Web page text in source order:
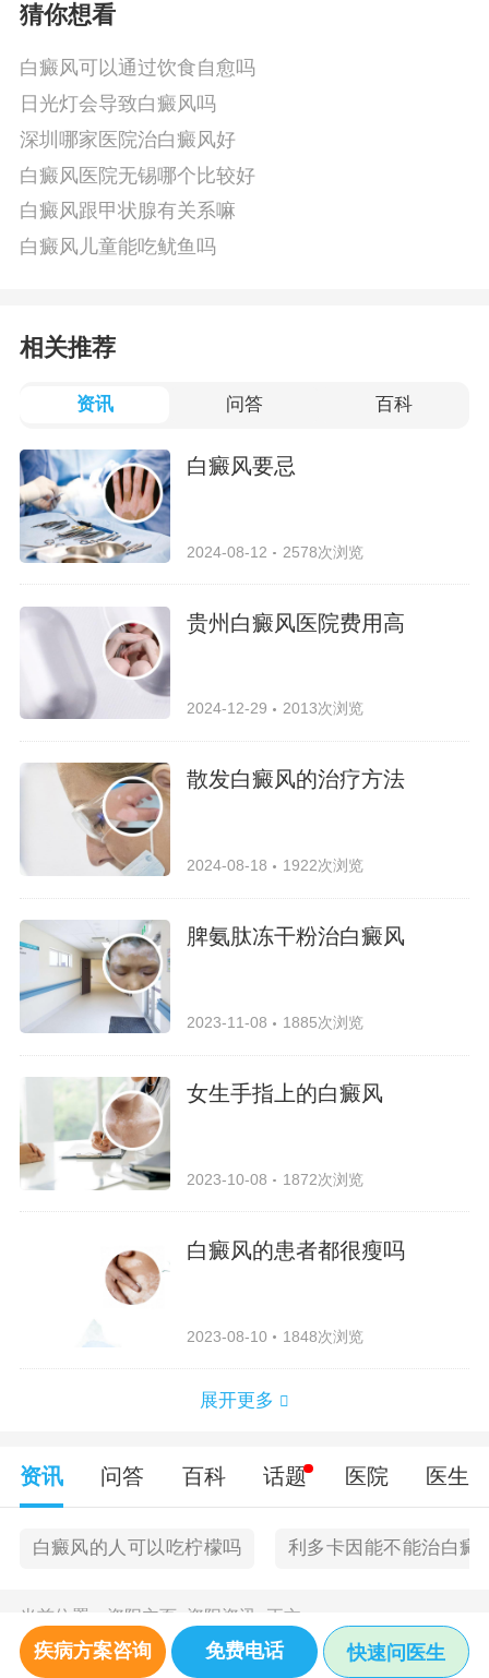
猜你想看
白癜风可以通过饮食自愈吗
日光灯会导致白癜风吗
深圳哪家医院治白癜风好
白癜风医院无锡哪个比较好
白癜风跟甲状腺有关系嘛
白癜风儿童能吃鱿鱼吗
相关推荐
资讯 问答 百科
白癜风要忌
2024-08-12 2578次浏览
贵州白癜风医院费用高
2024-12-29 2013次浏览
散发白癜风的治疗方法
2024-08-18 1922次浏览
脾氨肽冻干粉治白癜风
2023-11-08 1885次浏览
女生手指上的白癜风
2023-10-08 1872次浏览
白癜风的患者都很瘦吗
2023-08-10 1848次浏览
展开更多
资讯 问答 百科 话题 医院 医生
白癜风的人可以吃柠檬吗 利多卡因能不能治白癜
当前位置： 资阳主页> 资阳资讯 正文
疾病方案咨询 免费电话 快速问医生